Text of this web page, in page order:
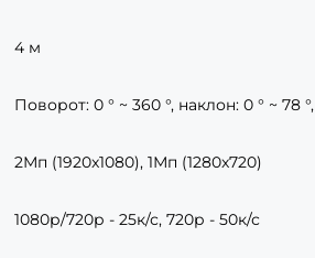
4 м
Поворот: 0 ° ~ 360 °, наклон: 0 ° ~ 78
2Мп (1920x1080), 1Мп (1280x720)
1080р/720р - 25к/с, 720р - 50к/с